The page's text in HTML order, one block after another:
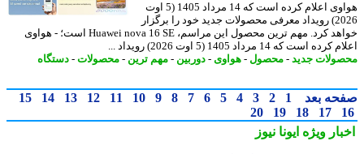
هواوی اعلام کرده است که 14 مرداد 1405 (5 اوت
2026) رویداد معرفی محصولات جدید خود را برگزار
خواهد کرد. مهم ترین محصول این مراسم، Huawei nova 16 SE است؛ - هواوی
است که 14 مرداد 1405 (5 اوت 2026) رویداد ...
جدید-محصول-هواوی-دوربین-مهم ترین- محصولات-دستگاه
بعد 1
2
3
4
5
6
7
8
9
10
11
12
13
14
15
17
18
19
20
ویژهایونا نیوز